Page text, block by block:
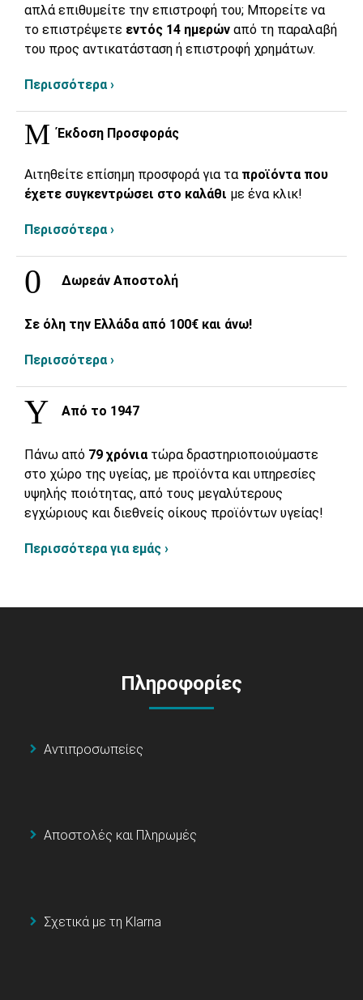
απλά επιθυμείτε την επιστροφή του; Μπορείτε να
το επιστρέψετε εντός 14 ημερών από τη παραλαβή
του προς αντικατάσταση ή επιστροφή χρημάτων.
Περισσότερα ›
Έκδοση Προσφοράς
Αιτηθείτε επίσημη προσφορά για τα προϊόντα που
έχετε συγκεντρώσει στο καλάθι με ένα κλικ!
Περισσότερα ›
Δωρεάν Αποστολή
Σε όλη την Ελλάδα από 100€ και άνω!
Περισσότερα ›
Από το 1947
Πάνω από 79 χρόνια τώρα δραστηριοποιούμαστε
στο χώρο της υγείας, με προϊόντα και υπηρεσίες
υψηλής ποιότητας, από τους μεγαλύτερους
εγχώριους και διεθνείς οίκους προϊόντων υγείας!
Περισσότερα για εμάς ›
Πληροφορίες
Αντιπροσωπείες
Αποστολές και Πληρωμές
Σχετικά με τη Klarna